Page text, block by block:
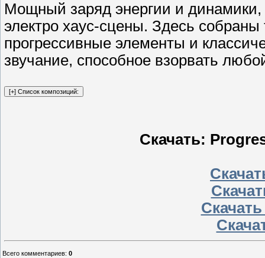
Мощный заряд энергии и
электро хаус-сцены. Здесь
прогрессивные элементы и
звучание, способное взорвать
Скачать:
Всего комментариев: 0